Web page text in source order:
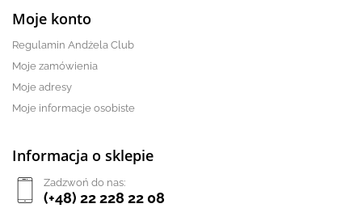
Moje konto
Regulamin Andżela Club
Moje zamówienia
Moje adresy
Moje informacje osobiste
Informacja o sklepie
Zadzwoń do nas:
(+48) 22 228 22 08